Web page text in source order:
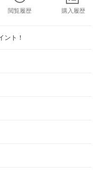
閲覧履歴 購入履歴
ント！